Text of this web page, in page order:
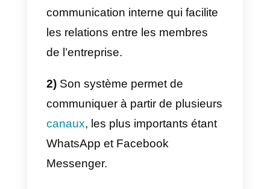
un CRM intégré pour créer une
base de données solide de vos
est décrit ci-dessus. Il convient
mentionner que Sirena est un
BSPde WhatsApp.